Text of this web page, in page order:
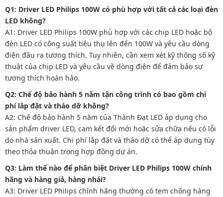
Q1: Driver LED Philips 100W có phù hợp với tất cả các loại đèn
LED không?
A1: Driver LED Philips 100W phù hợp với các chip LED hoặc bộ
đèn LED có công suất tiêu thụ lên đến 100W và yêu cầu dòng
điện đầu ra tương thích. Tuy nhiên, cần xem xét kỹ thông số kỹ
thuật của chip LED và yêu cầu về dòng điện để đảm bảo sự
tương thích hoàn hảo.
Q2: Chế độ bảo hành 5 năm tận công trình có bao gồm chi
phí lắp đặt và tháo dỡ không?
A2: Chế độ bảo hành 5 năm của Thành Đạt LED áp dụng cho
sản phẩm driver LED, cam kết đổi mới hoặc sửa chữa nếu có lỗi
do nhà sản xuất. Chi phí lắp đặt và tháo dỡ có thể áp dụng tùy
theo thỏa thuận trong hợp đồng dự án.
Q3: Làm thế nào để phân biệt Driver LED Philips 100W chính
hãng và hàng giả, hàng nhái?
A3: Driver LED Philips chính hãng thường có tem chống hàng